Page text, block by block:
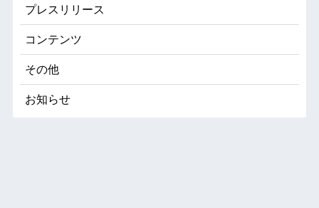
プレスリリース
コンテンツ
その他
お知らせ